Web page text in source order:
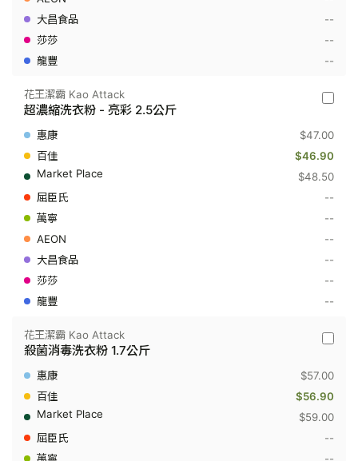
衣
獨
2.5
公
--
--
--
花
潔
霸
Kao
-
縮
衣
亮
斤
花王潔霸 Kao Attack
超濃縮洗衣粉 - 亮彩 2.5公斤
$47.00
$46.90
$48.50
--
--
--
--
--
--
花
潔
霸
Kao
-
花王潔霸 Kao Attack
殺菌消毒洗衣粉 1.7公斤
$57.00
$56.90
$59.00
--
--